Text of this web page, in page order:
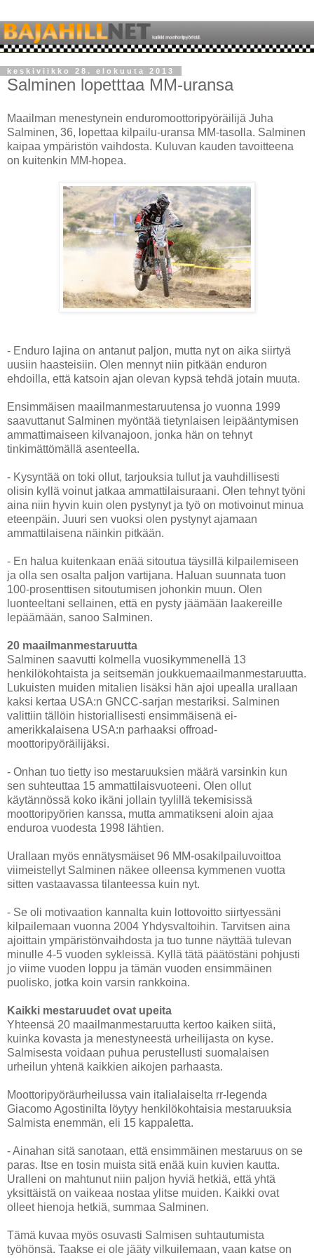
keskiviikko 28. elokuuta 2013
Salminen lopetttaa MM-uransa
Maailman menestynein enduromoottoripyöräilijä Juha
Salminen, 36, lopettaa kilpailu-uransa MM-tasolla. Salminen
kaipaa ympäristön vaihdosta. Kuluvan kauden tavoitteena
on kuitenkin MM-hopea.
- Enduro lajina on antanut paljon, mutta nyt on aika siirtyä
uusiin haasteisiin. Olen mennyt niin pitkään enduron
ehdoilla, että katsoin ajan olevan kypsä tehdä jotain muuta.
Ensimmäisen maailmanmestaruutensa jo vuonna 1999
saavuttanut Salminen myöntää tietynlaisen leipääntymisen
ammattimaiseen kilvanajoon, jonka hän on tehnyt
tinkimättömällä asenteella.
- Kysyntää on toki ollut, tarjouksia tullut ja vauhdillisesti
olisin kyllä voinut jatkaa ammattilaisuraani. Olen tehnyt työni
aina niin hyvin kuin olen pystynyt ja työ on motivoinut minua
eteenpäin. Juuri sen vuoksi olen pystynyt ajamaan
ammattilaisena näinkin pitkään.
- En halua kuitenkaan enää sitoutua täysillä kilpailemiseen
ja olla sen osalta paljon vartijana. Haluan suunnata tuon
100-prosenttisen sitoutumisen johonkin muun. Olen
luonteeltani sellainen, että en pysty jäämään laakereille
lepäämään, sanoo Salminen.
20 maailmanmestaruutta
Salminen saavutti kolmella vuosikymmenellä 13
henkilökohtaista ja seitsemän joukkuemaailmanmestaruutta.
Lukuisten muiden mitalien lisäksi hän ajoi upealla urallaan
kaksi kertaa USA:n GNCC-sarjan mestariksi. Salminen
valittiin tällöin historiallisesti ensimmäisenä ei-
amerikkalaisena USA:n parhaaksi offroad-
moottoripyöräilijäksi.
- Onhan tuo tietty iso mestaruuksien määrä varsinkin kun
sen suhteuttaa 15 ammattilaisvuoteeni. Olen ollut
käytännössä koko ikäni jollain tyylillä tekemisissä
moottoripyörien kanssa, mutta ammatikseni aloin ajaa
enduroa vuodesta 1998 lähtien.
Urallaan myös ennätysmäiset 96 MM-osakilpailuvoittoa
viimeistellyt Salminen näkee olleensa kymmenen vuotta
sitten vastaavassa tilanteessa kuin nyt.
- Se oli motivaation kannalta kuin lottovoitto siirtyessäni
kilpailemaan vuonna 2004 Yhdysvaltoihin. Tarvitsen aina
ajoittain ympäristönvaihdosta ja tuo tunne näyttää tulevan
minulle 4-5 vuoden sykleissä. Kyllä tätä päätöstäni pohjusti
jo viime vuoden loppu ja tämän vuoden ensimmäinen
puolisko, jotka koin varsin rankkoina.
Kaikki mestaruudet ovat upeita
Yhteensä 20 maailmanmestaruutta kertoo kaiken siitä,
kuinka kovasta ja menestyneestä urheilijasta on kyse.
Salmisesta voidaan puhua perustellusti suomalaisen
urheilun yhtenä kaikkien aikojen parhaasta.
Moottoripyöräurheilussa vain italialaiselta rr-legenda
Giacomo Agostinilta löytyy henkilökohtaisia mestaruuksia
Salmista enemmän, eli 15 kappaletta.
- Ainahan sitä sanotaan, että ensimmäinen mestaruus on se
paras. Itse en tosin muista sitä enää kuin kuvien kautta.
Uralleni on mahtunut niin paljon hyviä hetkiä, että yhtä
yksittäistä on vaikeaa nostaa ylitse muiden. Kaikki ovat
olleet hienoja hetkiä, summaa Salminen.
Tämä kuvaa myös osuvasti Salmisen suhtautumista
työhönsä. Taakse ei ole jääty vilkuilemaan, vaan katse on